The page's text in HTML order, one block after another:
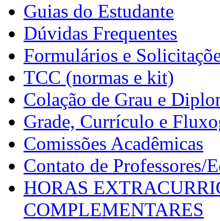
Guias do Estudante
Dúvidas Frequentes
Formulários e
TCC (normas e kit)
Colação de Grau e
Grade, Currículo e
Comissões Acadêmicas
Contato de Professores/
HORAS
COMPLEMENTARES